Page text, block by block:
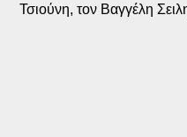
Τσιούνη, τον Βαγγέλη